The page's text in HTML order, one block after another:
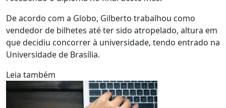
De acordo com a Globo, Gilberto trabalhou como
vendedor de bilhetes até ter sido atropelado, altura em
que decidiu concorrer à universidade, tendo entrado na
Universidade de Brasília.
Leia também